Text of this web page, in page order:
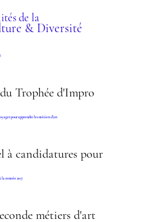
CHANCES À
de la
& Diversité
Trophée d'Impro
à candidatures pour
métiers d'art